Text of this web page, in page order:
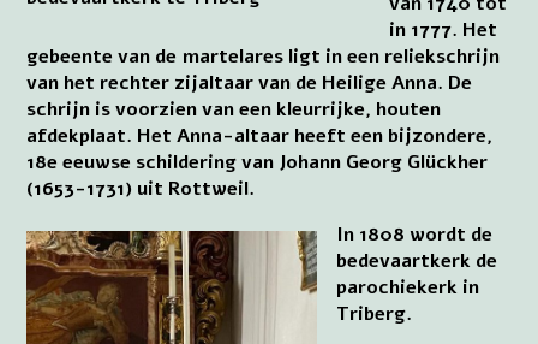
in 1777. Het
gebeente van de martelares ligt in een reliekschrijn
van het rechter zijaltaar van de Heilige Anna. De
schrijn is voorzien van een kleurrijke, houten
afdekplaat. Het Anna-altaar heeft een bijzondere,
18e eeuwse schildering van Johann Georg Glückher
(1653-1731) uit Rottweil.
In 1808 wordt de
bedevaartkerk de
parochiekerk in
Triberg.